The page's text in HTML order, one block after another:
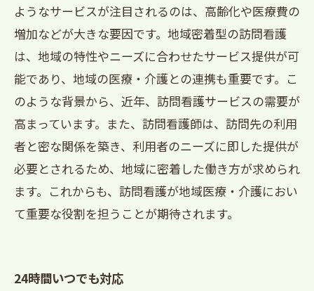
ようなサービスが注目されるのは、高齢化や医療費の
増加などが大きな要因です。地域密着型の訪問看護
は、地域の特性やニーズに合わせたサービス提供が可
能であり、地域の医療・介護との連携も重要です。こ
のような背景から、近年、訪問看護サービスの需要が
高まっています。また、訪問看護師は、訪問先の利用
者と密な関係を築き、利用者のニーズに即した提供が
必要とされるため、地域に密着した働き方が求められ
ます。これからも、訪問看護が地域医療・介護におい
て重要な役割を担うことが期待されます。
24時間いつでも対応